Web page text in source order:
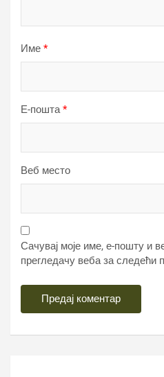
Име *
Е-пошта*
Веб место
Сачувај моје име, е-пошту и
прегледачу веба за следећи